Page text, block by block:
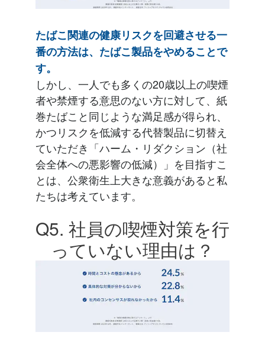
たばこ関連の健康リスクを回避させる一
番の方法は、たばこ製品をやめることで
す。
しかし、一人でも多くの20歳以上の喫煙
者や禁煙する意思のない方に対して、紙
巻たばこと同じような満足感が得られ、
かつリスクを低減する代替製品に切替え
ていただき「ハーム・リダクション（社
会全体への悪影響の低減）」を目指すこ
とは、公衆衛生上大きな意義があると私
たちは考えています。
Q5. 社員の喫煙対策を行
っていない理由は？